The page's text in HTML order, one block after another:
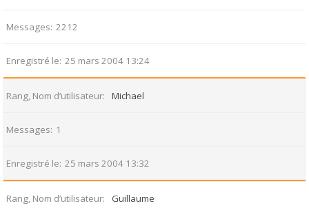
Messages 2212
Enregistré le 25 mars 2004 13:24
Rang, Nom d’utilisateur Michael
Messages 1
Enregistré le 25 mars 2004 13:32
Rang, Nom d’utilisateur Guillaume